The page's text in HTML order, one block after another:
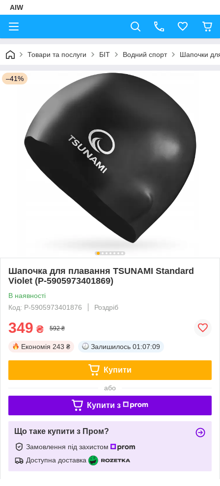
AIW
Товари та послуги БІТ Водний спорт Шапочки
–41%
Шапочка для плавання TSUNAMI Standard
Violet (P-5905973401869)
В наявності
Код: P-5905973401876
Роздріб
349 ₴ 592 ₴
Економія 243 ₴ Залишилось 01:07:09
Купити
або
Купити з
Що таке купити з Пром?
Замовлення під захистом
Доступна доставка